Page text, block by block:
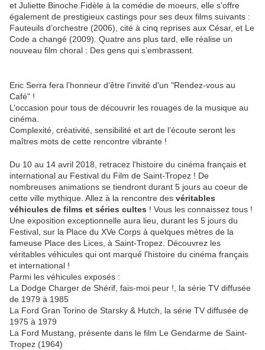
et Juliette Binoche.Fidèle à la comédie de moeurs, elle s’offre
également de prestigieux castings pour ses deux films suivants :
Fauteuils d’orchestre (2006), cité à cinq reprises aux César, et Le
Code a changé (2009). Quatre ans plus tard, elle réalise un
nouveau film choral : Des gens qui s’embrassent.
Eric Serra fera l’honneur d’être l'invité d'un "Rendez-vous au
Café" !
L’occasion pour tous de découvrir les rouages de la musique au
cinéma.
Complexité, créativité, sensibilité et art de l’écoute seront les
maîtres mots de cette rencontre vibrante !
Du 10 au 14 avril 2018, retracez l'histoire du cinéma français et
international au Festival du Film de Saint-Tropez ! De
nombreuses animations se tiendront durant 5 jours au coeur de
cette ville mythique. Allez à la rencontre des véritables
véhicules de films et séries cultes ! Vous les connaissez tous !
Une exposition exceptionnelle aura lieu, durant les 5 jours du
Festival, sur la Place du XVe Corps à quelques mètres de la
fameuse Place des Lices, à Saint-Tropez. Découvrez les
véritables véhicules qui ont marqué l'histoire du cinéma français
et international !
Parmi les véhicules exposés :
La Dodge Charger de Shérif, fais-moi peur !, la série TV diffusée
de 1979 à 1985
La Ford Gran Torino de Starsky & Hutch, la série TV diffusée de
1975 à 1979
La Ford Mustang, présente dans le film Le Gendarme de Saint-
Tropez (1964)